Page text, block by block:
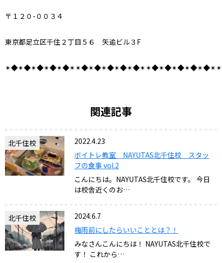
〒１２０-００３４
東京都足立区千住２丁目５６ 矢追ビル３F
関連記事
北千住校
2022.4.23
ボイトレ教室 NAYUTAS北千住校 スタッ
フの食事 vol.2
こんにちは。NAYUTAS北千住校です。 今日
は校舎近くのお…
北千住校
2024.6.7
梅雨前にしたらいいこととは？！
みなさんこんにちは！ NAYUTAS北千住校で
す！ これから…